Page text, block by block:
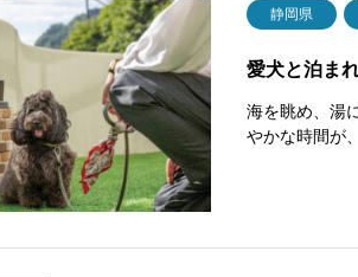
静岡県
愛犬と泊ま
海を眺め、湯
やかな時間が